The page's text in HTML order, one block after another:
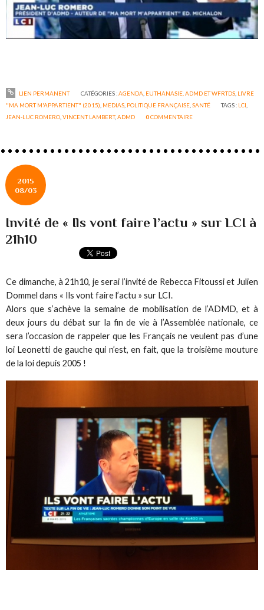
LIEN PERMANENT CATÉGORIES :AGENDA EUTHANASIE, ADMD ET WFRTDS, LIVRE
"MA MORT M'APPARTIENT" (2015) MEDIAS POLITIQUE FRANÇAISE ,SANTÉ TAGS : LCI
JEAN-LUC ROMERO ,VINCENT LAMBERT,ADMD 0COMMENTAIRE
2015
08/03
Invité de « Ils vont faire l’actu » sur LCI à
21h10
Ce dimanche, à 21h10, je serai l’invité de Rebecca Fitoussi et Julien
Dommel dans « Ils vont faire l’actu » sur LCI.
Alors que s’achève la semaine de mobilisation de l’ADMD, et à
deux jours du débat sur la fin de vie à l’Assemblée nationale, ce
sera l’occasion de rappeler que les Français ne veulent pas d’une
loi Leonetti de gauche qui n’est, en fait, que la troisième mouture
de la loi depuis 2005 !